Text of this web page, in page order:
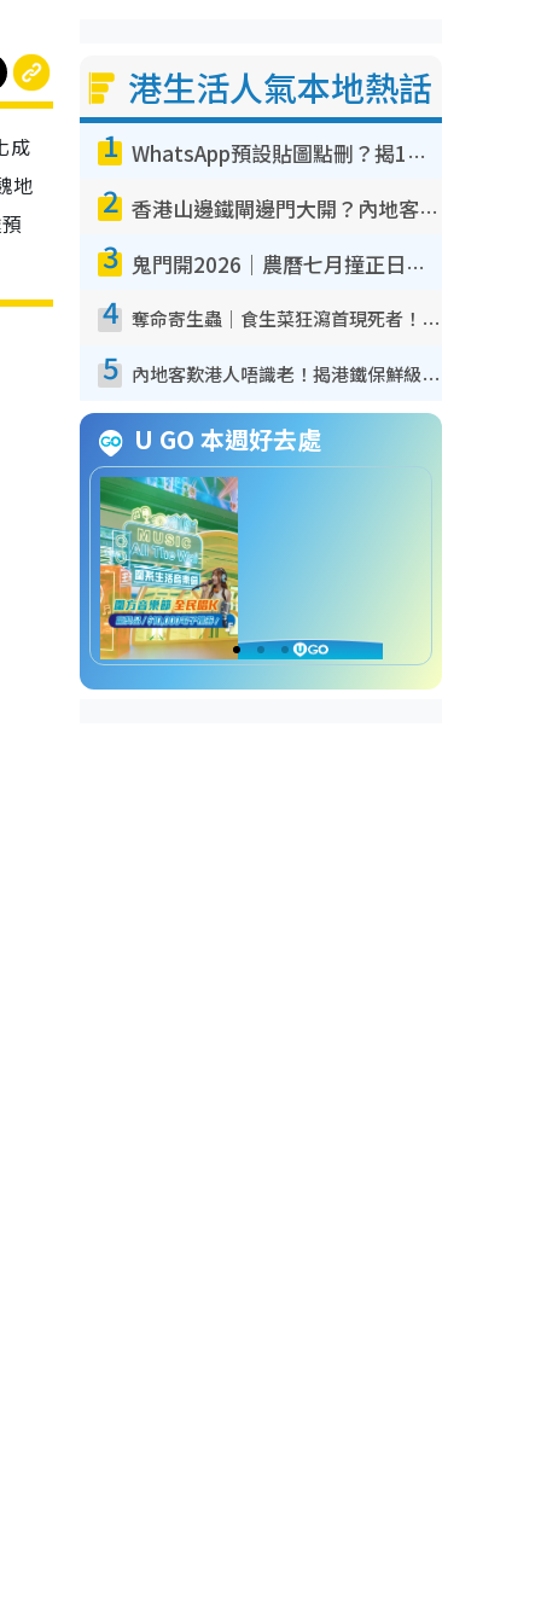
成
地
港生活人氣本地熱話
1 WhatsApp預設貼圖點刪？揭1招「反向操作」還原簡潔介面 附3步實測教學
2 香港山邊鐵閘邊門大開？內地客困惑意義何在！網民神回覆：呢種叫法理性防禦
3 鬼門開2026｜農曆七月撞正日全食特別邪？專家警告切忌做一事！揭4大禁忌+2招保平安
4 奪命寄生蟲｜食生菜狂瀉首現死者！疫潮惡化錄1.8萬宗病例 揭洗菜3大謬誤
5 內地客歎港人唔識老！揭港鐵保鮮級冷氣 港人求放過：咪投訴
U GO 本週好去處